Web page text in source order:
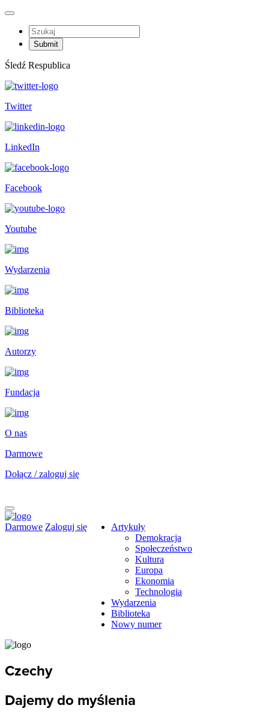
Śledź Respublica
Twitter
LinkedIn
Facebook
Youtube
Wydarzenia
Biblioteka
Autorzy
Fundacja
O nas
Darmowe
Dołącz / zaloguj się
Darmowe Zaloguj się
Artykuły
Demokracja
Społeczeństwo
Kultura
Europa
Ekonomia
Technologia
Wydarzenia
Biblioteka
Nowy numer
Czechy
Dajemy do myślenia